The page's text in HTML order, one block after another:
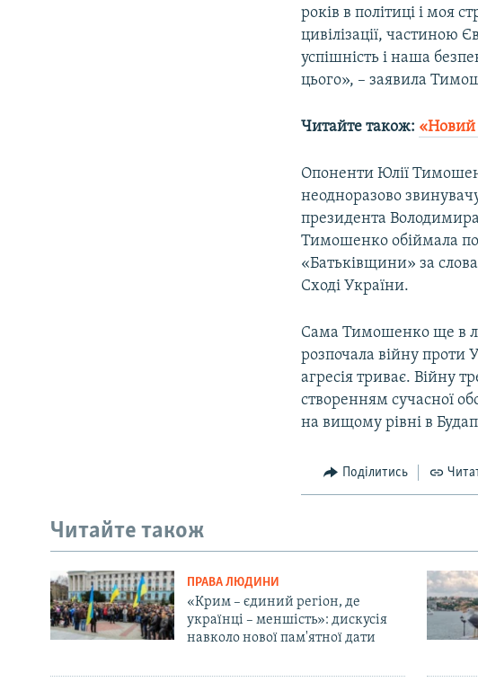
років в політиці і моя
цивілізації,
успішність і наша
цього», – заявила
Читайте також: «Новий
Опоненти Юлії
неодноразово
президента
Тимошенко обіймала
«Батьківщини» за
Сході України.
Сама Тимошенко ще в
розпочала війну проти
агресія триває. Війну
створенням сучасної
на вищому рівні в
Поділитись
Читайте також
ПРАВА ЛЮДИНИ
«Крим – єдиний регіон, де
українці – меншість»: дискусія
навколо нової пам'ятної дати